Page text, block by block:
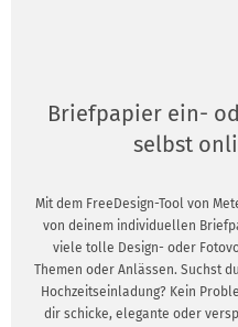
Briefpapier ein-
selbst
Mit dem FreeDesign-Tool von
von deinem individuellen
viele tolle Design- oder
Themen oder Anlässen. Suchst
Hochzeitseinladung? Kein
dir schicke, elegante oder